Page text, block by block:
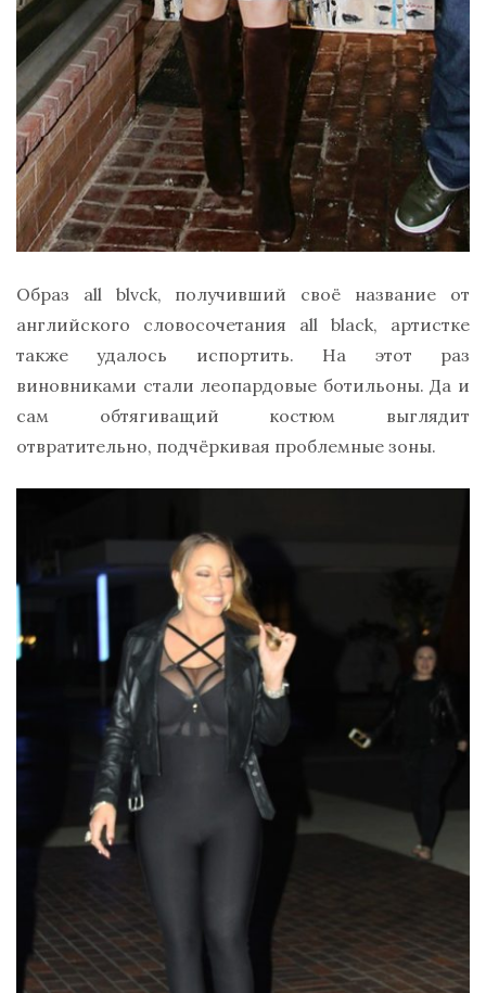
Образ all blvck, получивший своё название от
английского словосочетания all black, артистке
также удалось испортить. На этот раз
виновниками стали леопардовые ботильоны. Да и
сам обтягиващий костюм выглядит
отвратительно, подчёркивая проблемные зоны.